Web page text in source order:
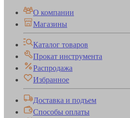
О компании
Магазины
Каталог товаров
Прокат инструмента
Распродажа
Избранное
Доставка и подъем
Способы оплаты